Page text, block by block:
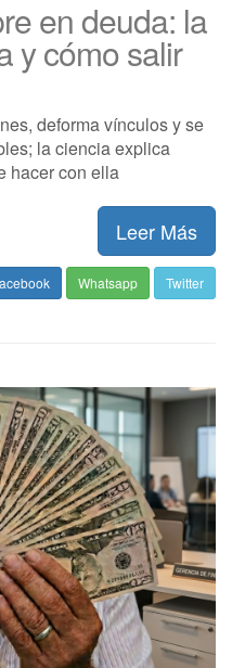
en deuda: la
y cómo salir
deforma vínculos y se
la ciencia explica
hacer con ella
Leer Más
Whatsapp Twitter